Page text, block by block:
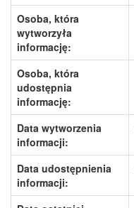
Osoba, która
wytworzyła
informację:
Osoba, która
udostępnia
informację:
Data wytworzenia
informacji:
Data udostępnienia
informacji: